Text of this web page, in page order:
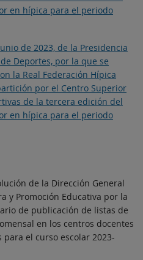
en hípica para el periodo
de 2023, de la Presidencia
Deportes, por la que se
la Real Federación Hípica
por el Centro Superior
de la tercera edición del
en hípica para el periodo
de la Dirección General
y Promoción Educativa por la
de publicación de listas de
en los centros docentes
el curso escolar 2023-